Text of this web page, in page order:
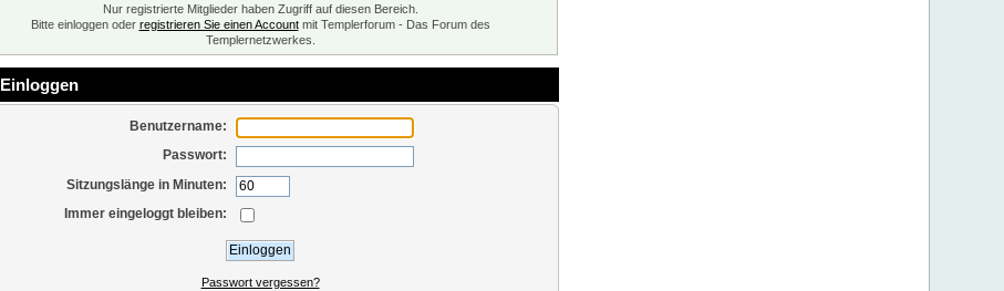
Nur registrierte Mitglieder haben Zugriff auf diesen Bereich.
Bitte einloggen oder registrieren Sie einen Accountmit Templerforum - Das Forum des
Templernetzwerkes.
Einloggen
Benutzername:
Passwort:
Sitzungslänge in Minuten:
Immer eingeloggt bleiben:
Passwort vergessen?